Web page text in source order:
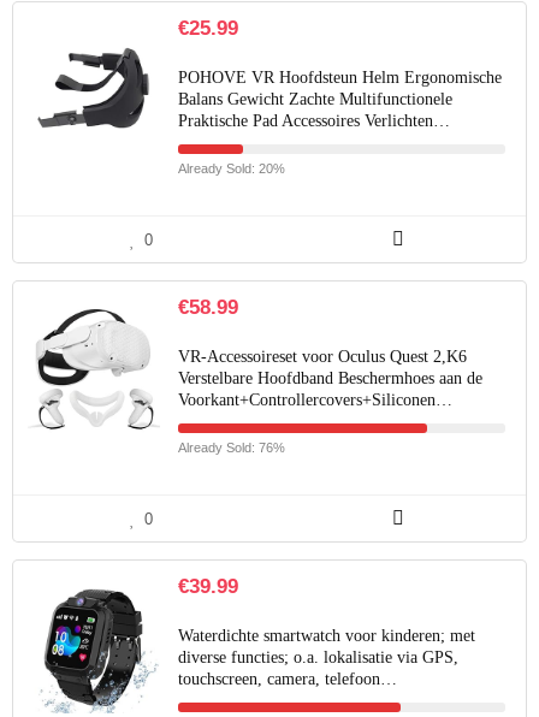
€25.99
POHOVE VR Hoofdsteun Helm Ergonomische
Balans Gewicht Zachte Multifunctionele
Praktische Pad Accessoires Verlichten…
Already Sold: 20%
0
€58.99
VR-Accessoireset voor Oculus Quest 2,K6
Verstelbare Hoofdband Beschermhoes aan de
Voorkant+Controllercovers+Siliconen…
Already Sold: 76%
0
€39.99
Waterdichte smartwatch voor kinderen; met
diverse functies; o.a. lokalisatie via GPS,
touchscreen, camera, telefoon…